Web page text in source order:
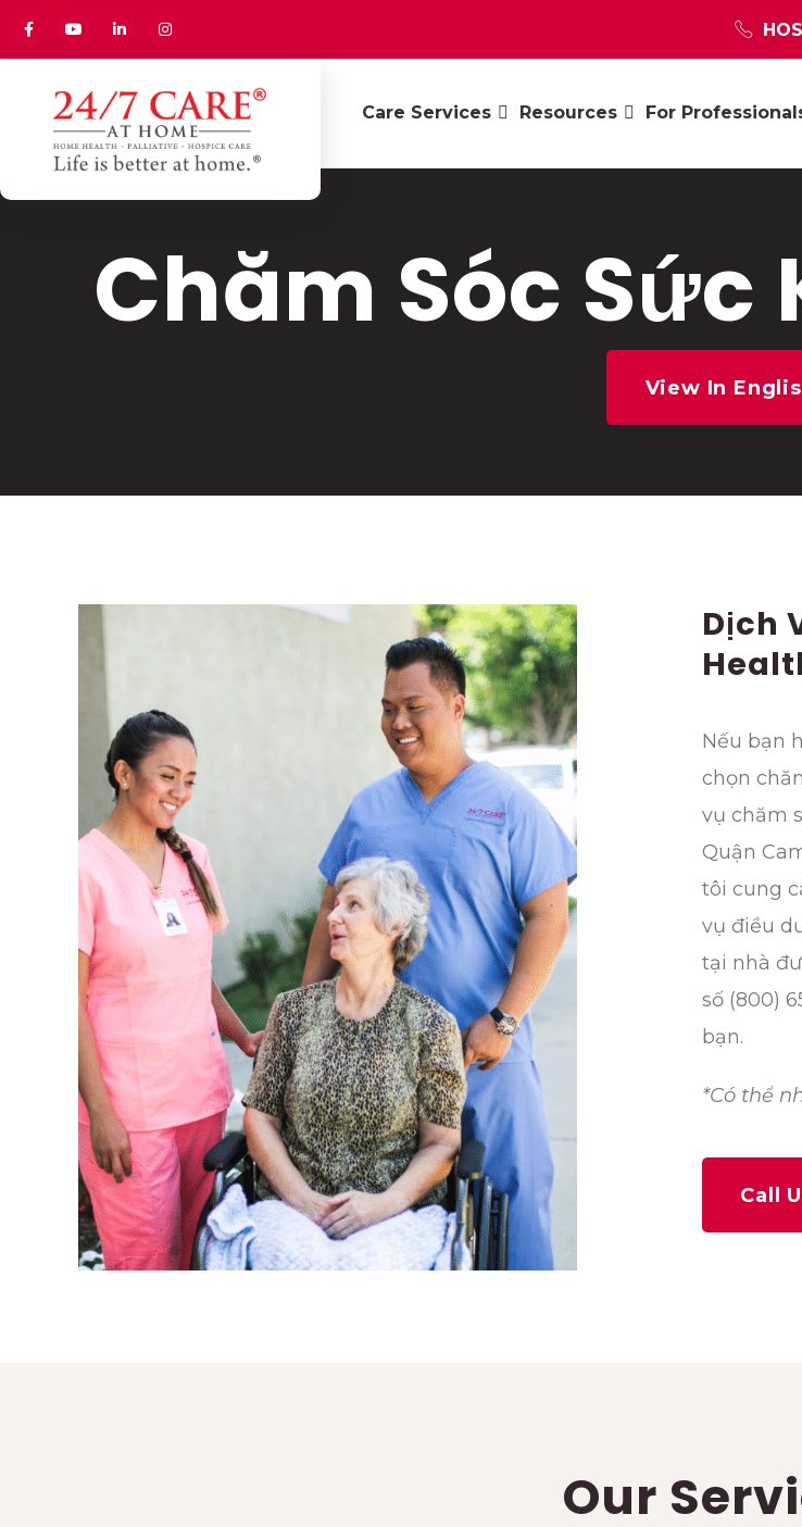
Care Services Resources For
Chăm Sóc Sức
View In
Dịch
Nếu bạn
chọn
vụ chăm
Quận
tôi cung
vụ điều
tại nhà
số (800)
bạn.
*Có thể
Call
Our